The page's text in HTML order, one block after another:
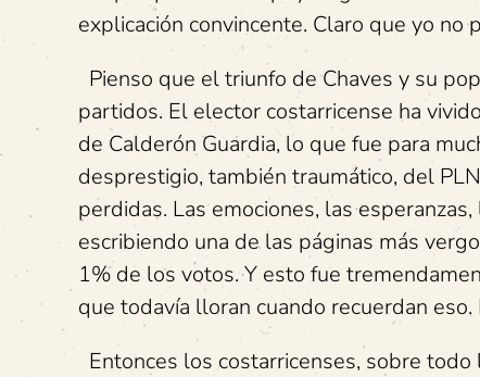
explicación convincente. Claro que yo
Pienso que el triunfo de Chaves y su
partidos. El elector costarricense ha
de Calderón Guardia, lo que fue para
desprestigio, también traumático, del
perdidas. Las emociones, las
escribiendo una de las páginas más
1% de los votos. Y esto fue
que todavía lloran cuando recuerdan
Entonces los costarricenses, sobre